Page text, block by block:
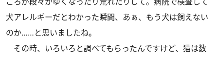
犬アレルギーだとわかった瞬間、あぁ、もう犬は飼えない
のか……と思いましたね。
その時、いろいろと調べてもらったんですけど、猫は数